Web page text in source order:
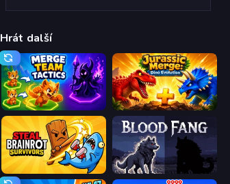
Hrát další
Merge Team Tactics Jurassic Merge: Dino Evolution
Steal Brainrot Survivors Blood Fang